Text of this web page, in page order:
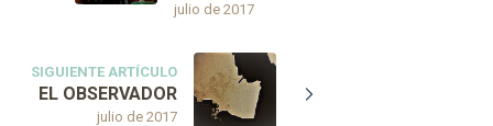
julio de 2017
SIGUIENTE ARTÍCULO
julio de 2017
EL OBSERVADOR